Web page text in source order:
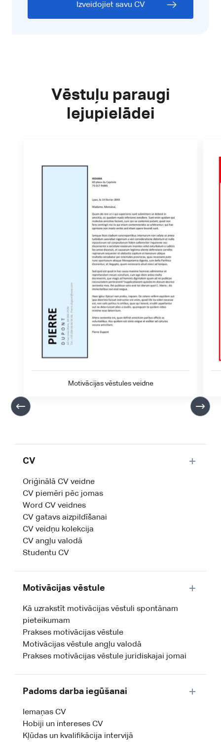
Izveidojiet savu CV
Vēstuļu paraugi
lejupielādei
Motivācijas vēstules veidne
CV
Oriģinālā CV veidne
CV piemēri pēc jomas
Word CV veidnes
CV gatavs aizpildīšanai
CV veidņu kolekcija
CV angļu valodā
Studentu CV
Motivācijas vēstule
Kā uzrakstīt motivācijas vēstuli spontānam
pieteikumam
Prakses motivācijas vēstule
Motivācijas vēstule angļu valodā
Prakses motivācijas vēstule juridiskajai jomai
Padoms darba iegūšanai
Iemaņas CV
Hobiji un intereses CV
Kļūdas un kvalifikācija intervijā